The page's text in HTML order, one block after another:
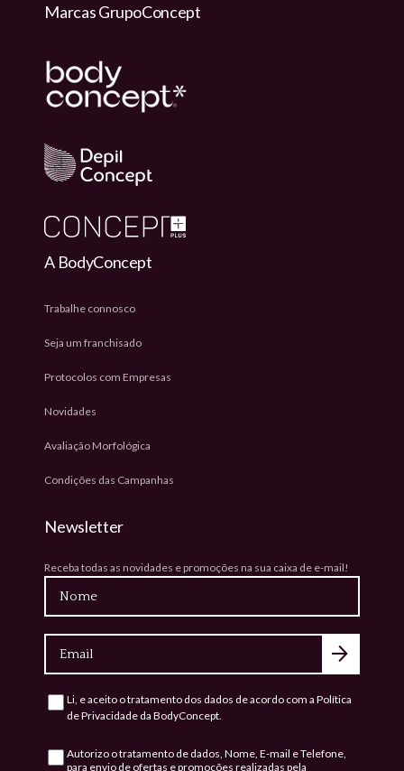
Marcas GrupoConcept
A BodyConcept
Trabalhe connosco
Seja um franchisado
Protocolos com Empresas
Novidades
Avaliação Morfológica
Condições das Campanhas
Newsletter
Receba todas as novidades e promoções na sua caixa de e-mail!
Consentimento
Li, e aceito o tratamento dos dados de acordo com aPolítica
de Privacidade da BodyConcept.
Consentimento
Autorizo o tratamento de dados, Nome, E-mail e Telefone,
para envio de ofertas e promoções realizadas pela